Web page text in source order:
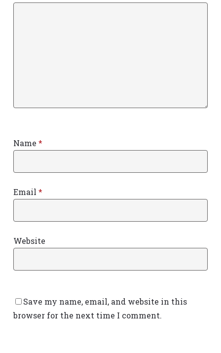
Name *
Email *
Website
Save my name, email, and website in this
browser for the next time I comment.